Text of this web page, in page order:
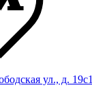
ул., д. 19с1